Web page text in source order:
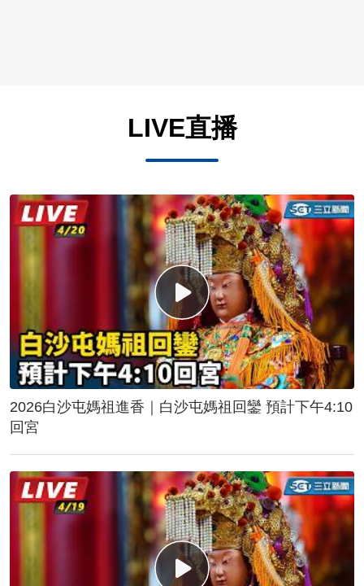
LIVE直播
2026白沙屯媽祖進香｜白沙屯媽祖回鑾 預計下午4:10
回宮